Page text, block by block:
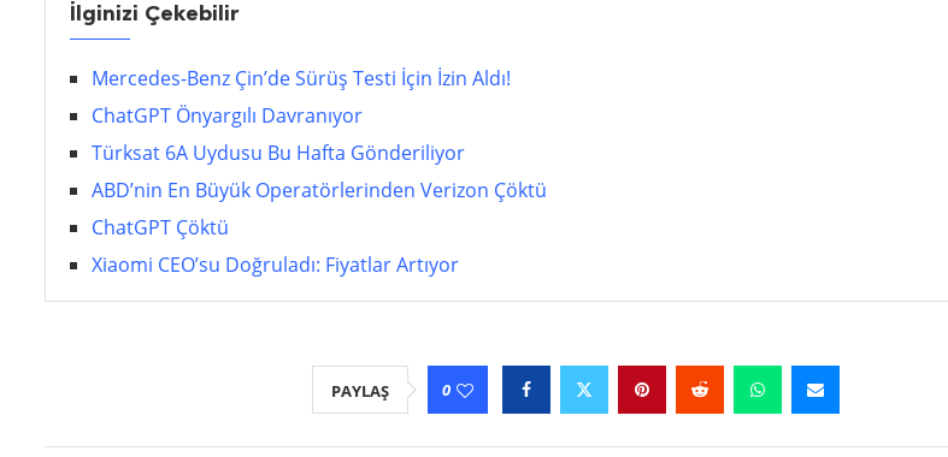
İlginizi Çekebilir
Mercedes-Benz Çin’de Sürüş Testi İçin İzin Aldı!
ChatGPT Önyargılı Davranıyor
Türksat 6A Uydusu Bu Hafta Gönderiliyor
ABD’nin En Büyük Operatörlerinden Verizon Çöktü
ChatGPT Çöktü
Xiaomi CEO’su Doğruladı: Fiyatlar Artıyor
PAYLAŞ 0